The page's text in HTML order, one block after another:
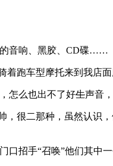
的音响、黑胶、CD碟……
着跑车型摩托来到我店
怎么也出不了好生声音
，很二那种，虽然认识
口招手“召唤”他们其中